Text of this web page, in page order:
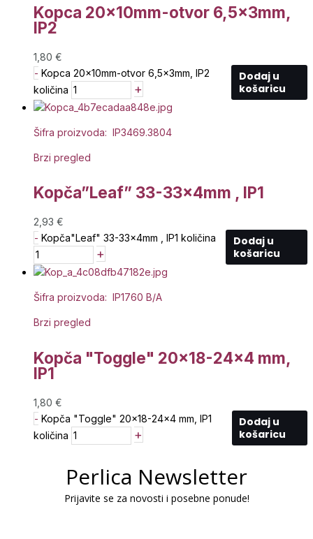
Kopca 20x10mm-otvor 6,5x3mm,
IP2
1,80 €
- Kopca 20x10mm-otvor 6,5x3mm, IP2
količina
+
Dodaj u
košaricu
Šifra proizvoda: IP3469.3804
Brzi pregled
Kopča”Leaf” 33-33x4mm , IP1
2,93 €
- Kopča"Leaf" 33-33x4mm , IP1 količina
+
Dodaj u
košaricu
Šifra proizvoda: IP1760 B/A
Brzi pregled
Kopča "Toggle" 20×18-24×4 mm,
IP1
1,80 €
- Kopča "Toggle" 20x18-24x4 mm, IP1
količina
+
Dodaj u
košaricu
Perlica Newsletter
Prijavite se za novosti i posebne ponude!